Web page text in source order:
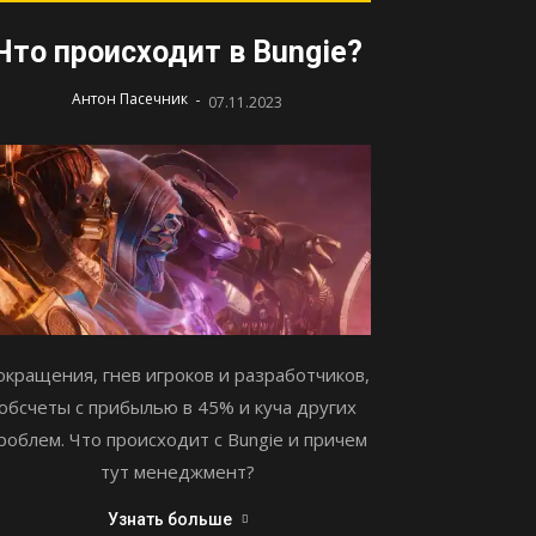
происходит в Bungie?
Антон Пасечник - 07.11.2023
гнев игроков и разработчиков,
с прибылью в 45% и куча других
Что происходит с Bungie и причем
тут менеджмент?
Узнать больше